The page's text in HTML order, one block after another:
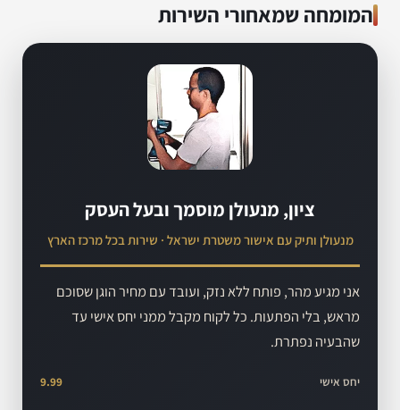
המומחה שמאחורי השירות
ציון, מנעולן מוסמך ובעל העסק
מנעולן ותיק עם אישור משטרת ישראל · שירות בכל מרכז הארץ
אני מגיע מהר, פותח ללא נזק, ועובד עם מחיר הוגן שסוכם
מראש, בלי הפתעות. כל לקוח מקבל ממני יחס אישי עד
שהבעיה נפתרת.
יחס אישי 9.99